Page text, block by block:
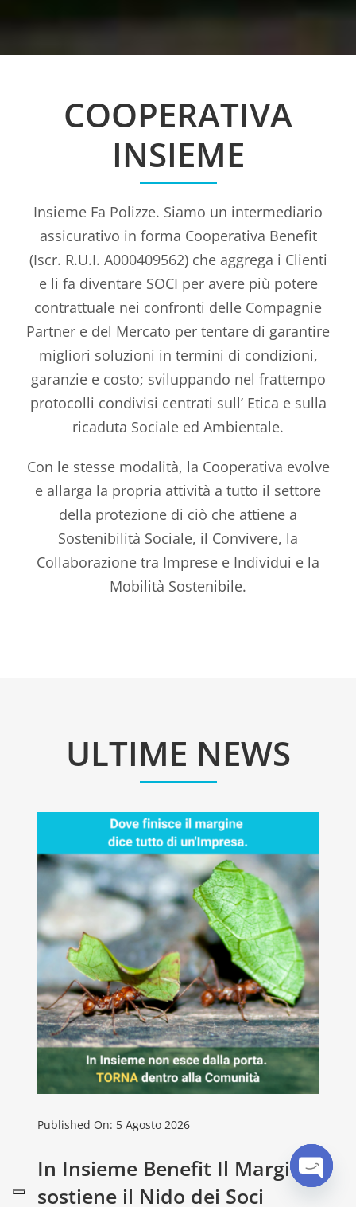
COOPERATIVA
INSIEME
Insieme Fa Polizze. Siamo un intermediario
assicurativo in forma Cooperativa Benefit
(Iscr. R.U.I. A000409562) che aggrega i Clienti
e li fa diventare SOCI per avere più potere
contrattuale nei confronti delle Compagnie
Partner e del Mercato per tentare di garantire
migliori soluzioni in termini di condizioni,
garanzie e costo; sviluppando nel frattempo
protocolli condivisi centrati sull’ Etica e sulla
ricaduta Sociale ed Ambientale.
Con le stesse modalità, la Cooperativa evolve
e allarga la propria attività a tutto il settore
della protezione di ciò che attiene a
Sostenibilità Sociale, il Convivere, la
Collaborazione tra Imprese e Individui e la
Mobilità Sostenibile.
ULTIME NEWS
Published On: 5 Agosto 2026
In Insieme Benefit Il Margine
sostiene il Nido dei Soci